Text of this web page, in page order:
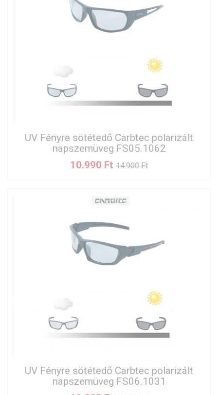
UV Fényre sötétedő Carbtec polarizált
napszemüveg FS05.1062
10.990 Ft 14.900 Ft
UV Fényre sötétedő Carbtec polarizált
napszemüveg FS06.1031